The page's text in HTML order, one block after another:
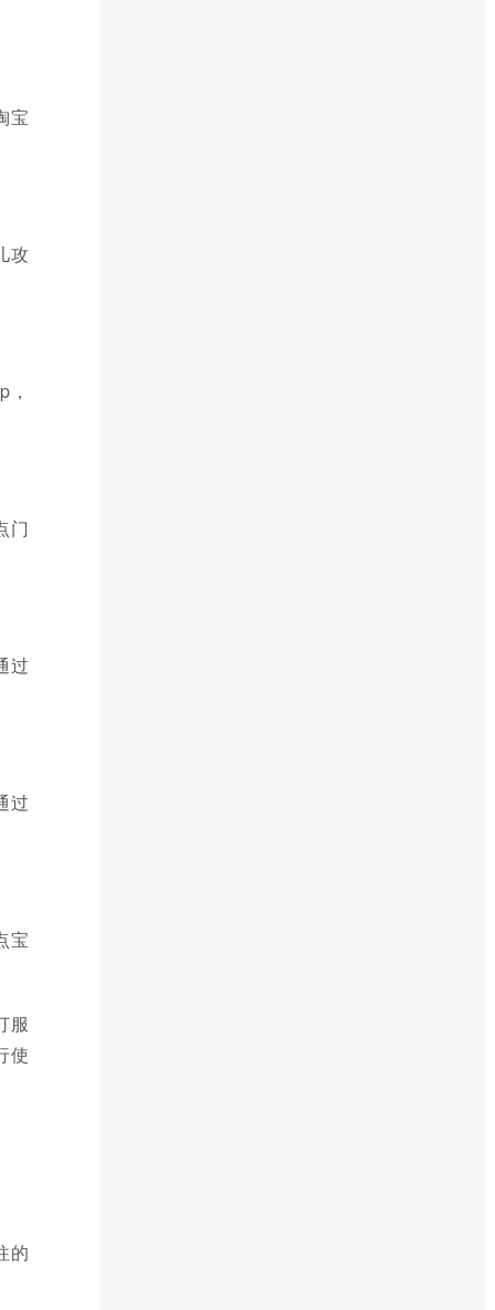
宝
攻
门
过
过
宝
服
使
的